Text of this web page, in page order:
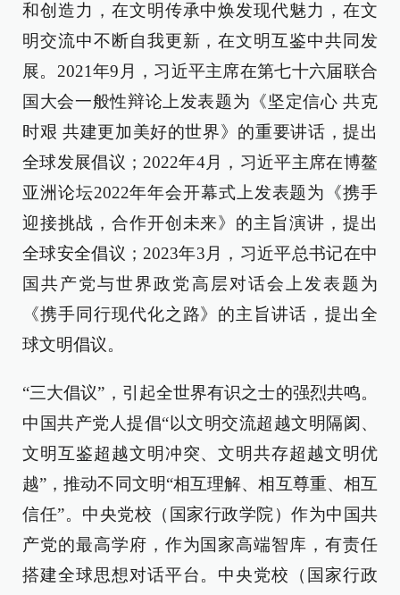
和创造力，在文明传承中焕发现代魅力，在文
明交流中不断自我更新，在文明互鉴中共同发
展。2021年9月，习近平主席在第七十六届联合
国大会一般性辩论上发表题为《坚定信心 共克
时艰 共建更加美好的世界》的重要讲话，提出
全球发展倡议；2022年4月，习近平主席在博鳌
亚洲论坛2022年年会开幕式上发表题为《携手
迎接挑战，合作开创未来》的主旨演讲，提出
全球安全倡议；2023年3月，习近平总书记在中
国共产党与世界政党高层对话会上发表题为
《携手同行现代化之路》的主旨讲话，提出全
球文明倡议。
“三大倡议”，引起全世界有识之士的强烈共鸣。
中国共产党人提倡“以文明交流超越文明隔阂、
文明互鉴超越文明冲突、文明共存超越文明优
越”，推动不同文明“相互理解、相互尊重、相互
信任”。中央党校（国家行政学院）作为中国共
产党的最高学府，作为国家高端智库，有责任
搭建全球思想对话平台。中央党校（国家行政